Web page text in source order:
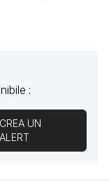
:
CREA UN
ALERT